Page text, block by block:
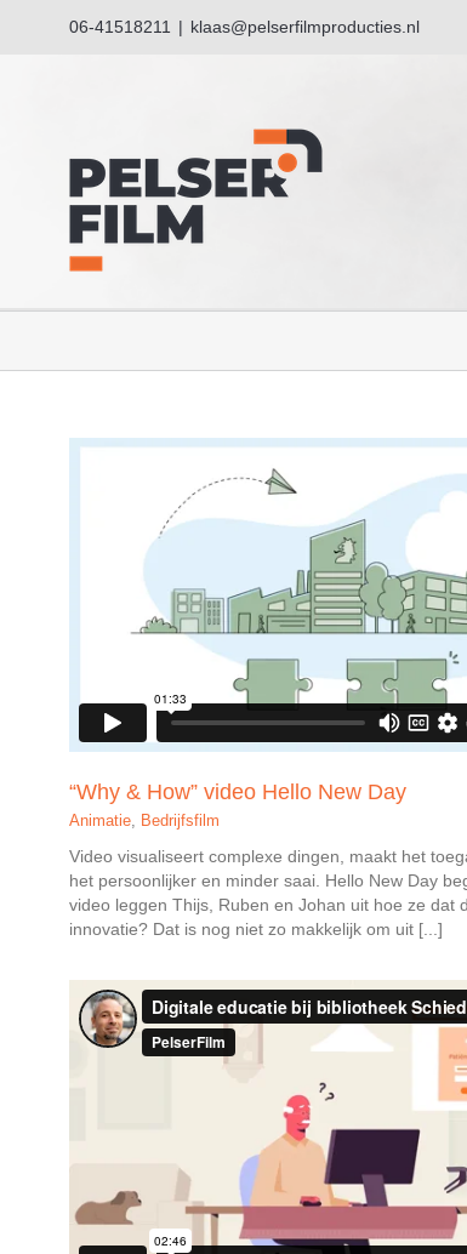
06-41518211 | klaas@pelserfilmproducties.nl
“Why & How” video Hello New Day
Animatie Bedrijfsfilm
Video visualiseert complexe dingen, maakt het
het persoonlijker en minder saai. Hello New Day
video leggen Thijs, Ruben en Johan uit hoe ze dat
innovatie? Dat is nog niet zo makkelijk om uit [...]